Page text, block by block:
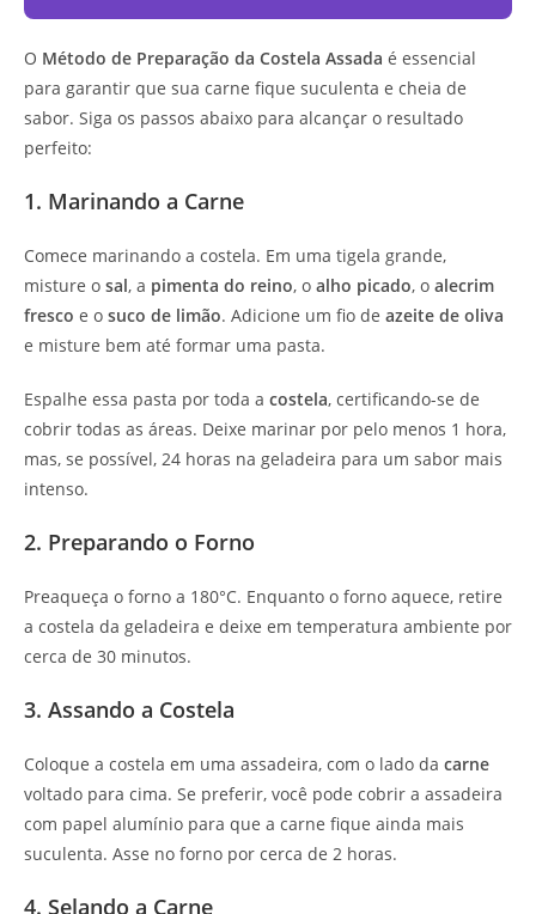
O Método de Preparação da Costela Assada é essencial
para garantir que sua carne fique suculenta e cheia de
sabor. Siga os passos abaixo para alcançar o resultado
perfeito:
1. Marinando a Carne
Comece marinando a costela. Em uma tigela grande,
misture o sal, a pimenta do reino, o alho picado, o alecrim
fresco e o suco de limão. Adicione um fio de azeite de oliva
e misture bem até formar uma pasta.
Espalhe essa pasta por toda a costela, certificando-se de
cobrir todas as áreas. Deixe marinar por pelo menos 1 hora,
mas, se possível, 24 horas na geladeira para um sabor mais
intenso.
2. Preparando o Forno
Preaqueça o forno a 180°C. Enquanto o forno aquece, retire
a costela da geladeira e deixe em temperatura ambiente por
cerca de 30 minutos.
3. Assando a Costela
Coloque a costela em uma assadeira, com o lado da carne
voltado para cima. Se preferir, você pode cobrir a assadeira
com papel alumínio para que a carne fique ainda mais
suculenta. Asse no forno por cerca de 2 horas.
4. Selando a Carne